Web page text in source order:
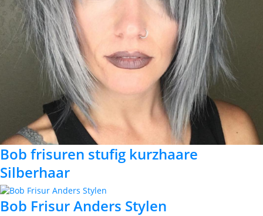
Bob frisuren stufig kurzhaare
Silberhaar
Bob Frisur Anders Stylen